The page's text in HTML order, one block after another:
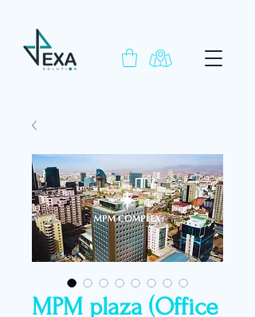
MPM plaza (Office